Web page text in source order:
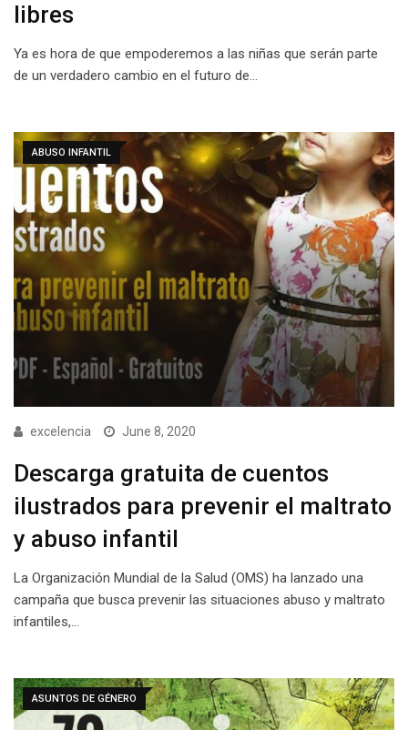
libres
Ya es hora de que empoderemos a las niñas que serán parte
de un verdadero cambio en el futuro de…
ABUSO INFANTIL
excelencia June 8, 2020
Descarga gratuita de cuentos
ilustrados para prevenir el maltrato
y abuso infantil
La Organización Mundial de la Salud (OMS) ha lanzado una
campaña que busca prevenir las situaciones abuso y maltrato
infantiles,…
ASUNTOS DE GÉNERO